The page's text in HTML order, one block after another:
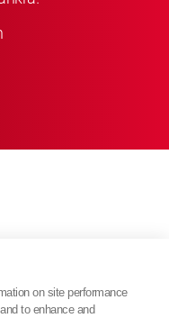
on site performance
to enhance and